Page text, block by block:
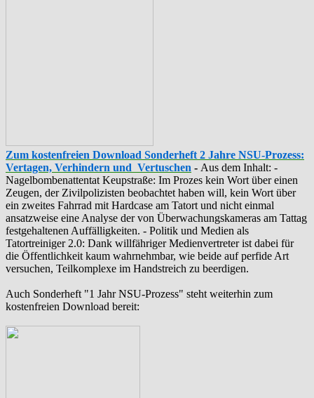
Zum kostenfreien Download Sonderheft 2 Jahre NSU-Prozess:
Vertagen, Verhindern und Vertuschen - Aus dem Inhalt: -
‪Nagelbombenattentat‬ ‎Keupstraße‬: Im Prozes kein Wort über einen
Zeugen, der Zivilpolizisten beobachtet haben will, kein Wort über
ein zweites Fahrrad mit Hardcase am Tatort und nicht einmal
ansatzweise eine Analyse der von Überwachungskameras am Tattag
festgehaltenen Auffälligkeiten. - Politik und Medien als
‪Tatortreiniger‬ 2.0: Dank willfähriger Medienvertreter ist dabei für
die Öffentlichkeit kaum wahrnehmbar, wie beide auf perfide Art
versuchen, Teilkomplexe im Handstreich zu beerdigen.
Auch Sonderheft "1 Jahr NSU-Prozess" steht weiterhin zum
kostenfreien Download bereit: